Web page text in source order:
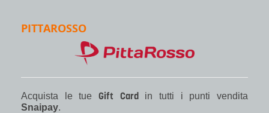
PITTAROSSO
Acquista le tue Gift Card in tutti i punti vendita
Snaipay.